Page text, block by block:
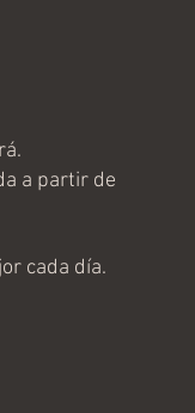
a partir de
cada día.